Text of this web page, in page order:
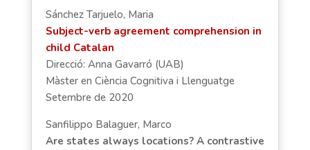
Sánchez Tarjuelo, Maria
Subject-verb agreement comprehension in
child Catalan
Direcció: Anna Gavarró (UAB)
Màster en Ciència Cognitiva i Llenguatge
Setembre de 2020
Sanfilippo Balaguer, Marco
Are states always locations? A contrastive